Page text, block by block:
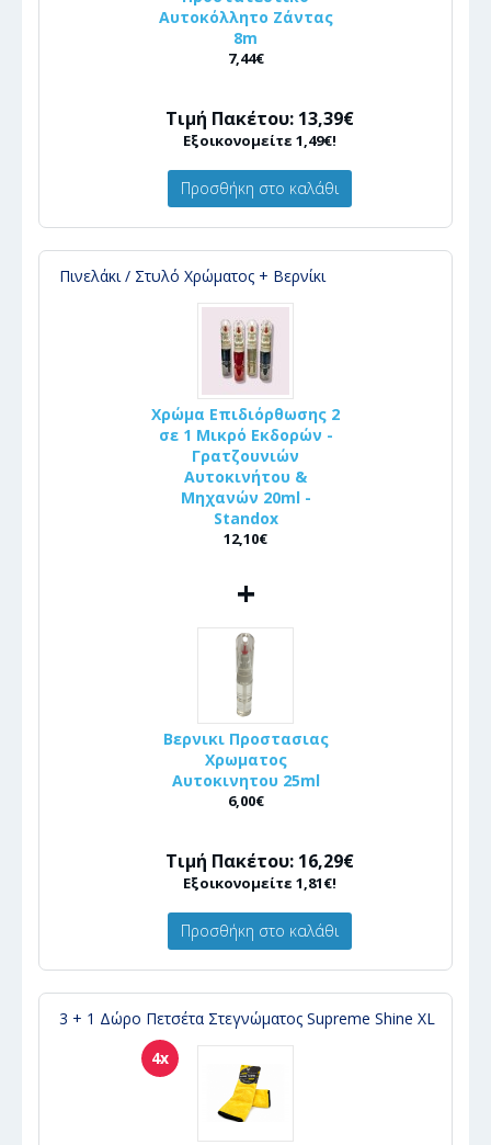
Αυτοκόλλητο Ζάντας
8m
7,44€
Τιμή Πακέτου: 13,39€
Εξοικονομείτε 1,49€!
Προσθήκη στο καλάθι
Πινελάκι / Στυλό Χρώματος + Βερνίκι
Χρώμα Επιδιόρθωσης 2
σε 1 Μικρό Εκδορών -
Γρατζουνιών
Αυτοκινήτου &
Μηχανών 20ml -
Standox
12,10€
+
Βερνικι Προστασιας
Χρωματος
Αυτοκινητου 25ml
6,00€
Τιμή Πακέτου: 16,29€
Εξοικονομείτε 1,81€!
Προσθήκη στο καλάθι
3 + 1 Δώρο Πετσέτα Στεγνώματος Supreme Shine XL
4x